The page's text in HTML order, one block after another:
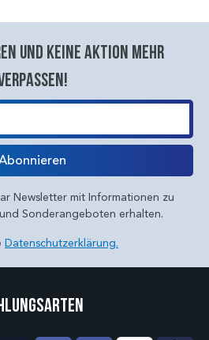
und keine aktion mehr
Newsletter mit Informationen zu
Sonderangeboten erhalten.
Datenschutzerklärung.